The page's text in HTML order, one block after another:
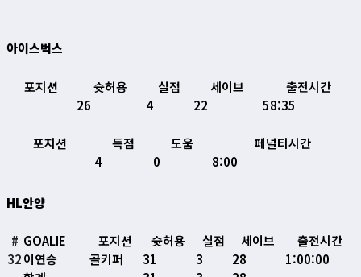
아이스벅스
포지션 슛허용 실점 세이브
출전시간
26
4 22 58:35
포지션 득점 도움
페널티시간
4
0 8:00
HL안양
# GOALIE 포지션 슛허용 실점 세이브
출전시간
32이연승 골키퍼 31 3 28
1:00:00